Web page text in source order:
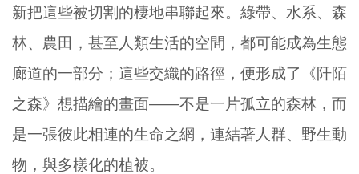
新把這些被切割的棲地串聯起來。綠帶、水系、森
林、農田，甚至人類生活的空間，都可能成為生態
廊道的一部分；這些交織的路徑，便形成了《阡陌
之森》想描繪的畫面——不是一片孤立的森林，而
是一張彼此相連的生命之網，連結著人群、野生動
物，與多樣化的植被。